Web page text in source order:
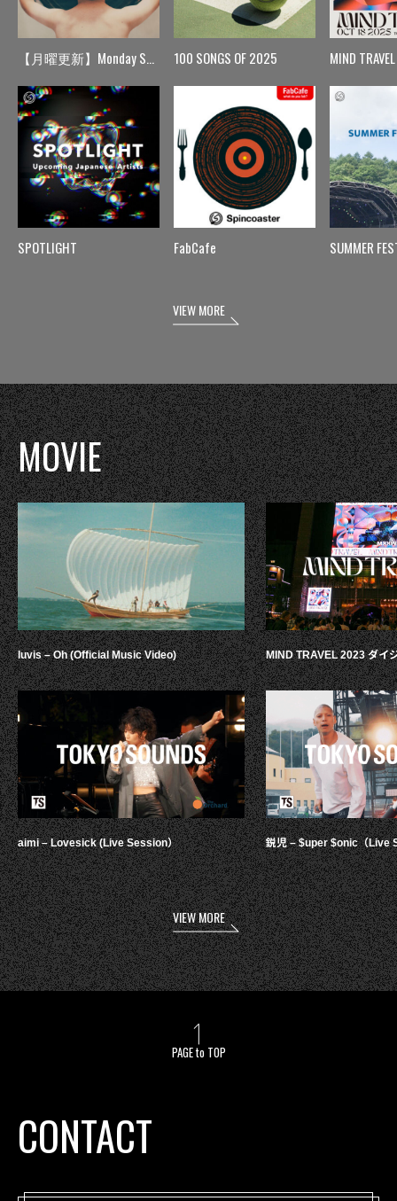
【月曜更新】Monday Spin
SPOTLIGHT
100 SONGS OF 2025
FabCafe
MIND TRAVEL
SUMMER
VIEW MORE
MOVIE
luvis – Oh (Official Music Video)
aimi – Lovesick (Live Session）
MIND TRAVEL 2023 ダイ
鋭児 – $uper $onic（Live
VIEW MORE
PAGE to TOP
CONTACT